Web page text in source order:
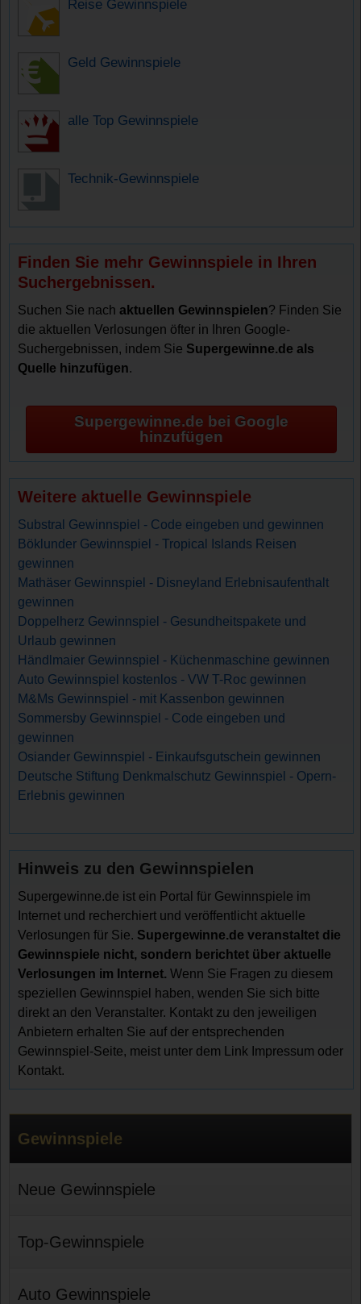
Reise Gewinnspiele
Geld Gewinnspiele
alle Top Gewinnspiele
Technik-Gewinnspiele
Finden Sie mehr Gewinnspiele in Ihren
Suchergebnissen.
Suchen Sie nachaktuellen Gewinnspielen? Finden Sie
die aktuellen Verlosungen öfter in Ihren Google-
Suchergebnissen, indem Sie Supergewinne.de als
Quelle hinzufügen.
Supergewinne.de bei Google
hinzufügen
Weitere aktuelle Gewinnspiele
Substral Gewinnspiel - Code eingeben und gewinnen
Böklunder Gewinnspiel - Tropical Islands Reisen
gewinnen
Mathäser Gewinnspiel - Disneyland Erlebnisaufenthalt
gewinnen
Doppelherz Gewinnspiel - Gesundheitspakete und
Urlaub gewinnen
Händlmaier Gewinnspiel - Küchenmaschine gewinnen
Auto Gewinnspiel kostenlos - VW T-Roc gewinnen
M&Ms Gewinnspiel - mit Kassenbon gewinnen
Sommersby Gewinnspiel - Code eingeben und
gewinnen
Osiander Gewinnspiel - Einkaufsgutschein gewinnen
Deutsche Stiftung Denkmalschutz Gewinnspiel - Opern-
Erlebnis gewinnen
Hinweis zu den Gewinnspielen
Supergewinne.de ist ein Portal für Gewinnspiele im
Internet und recherchiert und veröffentlicht aktuelle
Verlosungen für Sie. Supergewinne.de veranstaltet die
Gewinnspiele nicht, sondern berichtet über aktuelle
Verlosungen im Internet. Wenn Sie Fragen zu diesem
speziellen Gewinnspiel haben, wenden Sie sich bitte
direkt an den Veranstalter. Kontakt zu den jeweiligen
Anbietern erhalten Sie auf der entsprechenden
Gewinnspiel-Seite, meist unter dem Link Impressum oder
Kontakt.
Gewinnspiele
Neue Gewinnspiele
Top-Gewinnspiele
Auto Gewinnspiele